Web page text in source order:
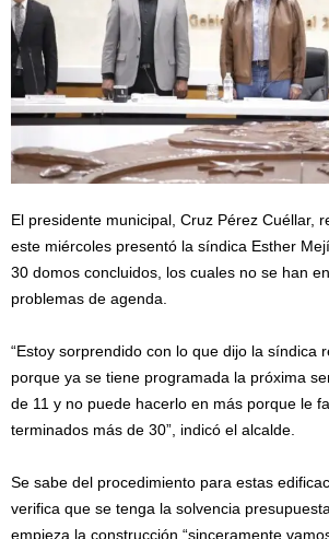
El presidente municipal, Cruz Pérez Cuéllar,
este miércoles presentó la síndica Esther
30 domos concluidos, los cuales no se han
problemas de agenda.
“Estoy sorprendido con lo que dijo la síndica
porque ya se tiene programada la próxima
de 11 y no puede hacerlo en más porque le
terminados más de 30”, indicó el alcalde.
Se sabe del procedimiento para estas
verifica que se tenga la solvencia
empieza la construcción “sinceramente